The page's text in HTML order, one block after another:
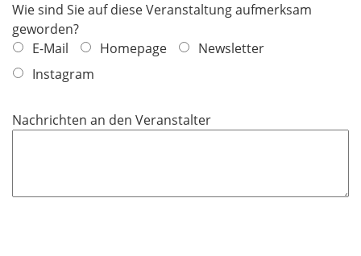
t
e
d
Wie sind Sie auf diese Veranstaltung aufmerksam
geworden?
E-Mail
Homepage
Newsletter
Instagram
Nachrichten an den Veranstalter